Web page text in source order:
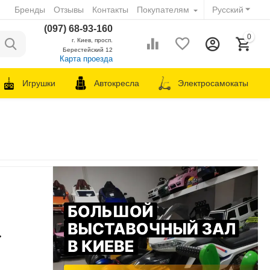
Русский
Бренды Отзывы Контакты Покупателям
(097) 68-93-160
г. Киев, просп.
Берестейский 12
Карта проезда
0
Игрушки Автокресла Электросамокаты